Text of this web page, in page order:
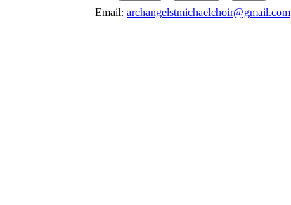
Email: archangelstmichaelchoir@gmail.com